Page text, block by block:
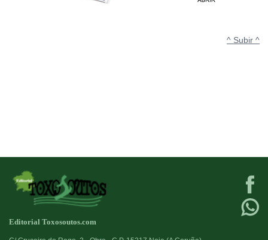
^ Subir ^
Editorial Toxosoutos.com